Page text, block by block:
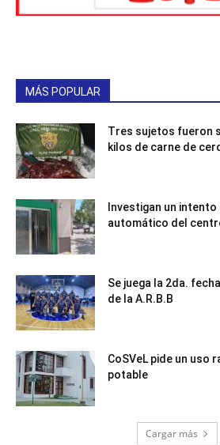
MÁS POPULAR
Tres sujetos fueron
kilos de carne de
Investigan un
automático del
Se juega la 2da.
de la A.R.B.B
CoSVeL pide un uso
potable
Cargar más